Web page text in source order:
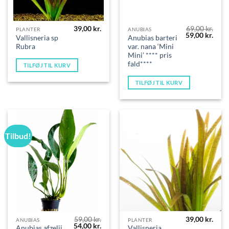
PLANTER
Vallisneria sp
Rubra
39,00 kr.
TILFØJ TIL KURV
ANUBIAS
Anubias barteri
var. nana ‘Mini
Mini’ **** pris
fald****
69,00kr.
Den
oprindelige
59,00 kr.
TILFØJ TIL KURV
Tilbud!
ANUBIAS 59,00kr.
Den
54,00 kr.
PLANTER 39,00 kr.